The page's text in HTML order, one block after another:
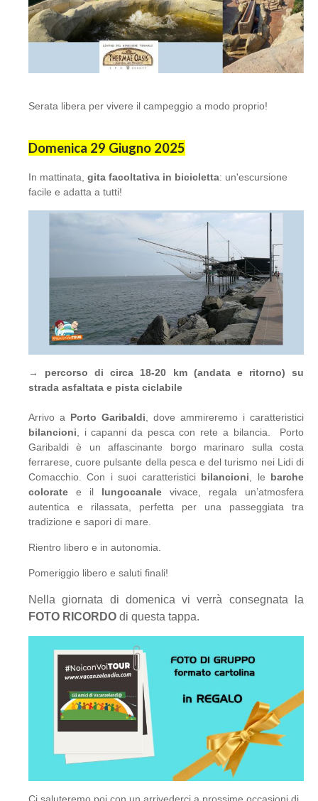
Serata libera per vivere il campeggio a modo proprio!
Domenica 29 Giugno 2025
In mattinata, gita facoltativa in bicicletta: un'escursione
facile e adatta a tutti!
→ percorso di circa 18-20 km (andata e ritorno) su
strada asfaltata e pista ciclabile
Arrivo a Porto Garibaldi, dove ammireremo i caratteristici
bilancioni, i capanni da pesca con rete a bilancia. Porto
Garibaldi è un affascinante borgo marinaro sulla costa
ferrarese, cuore pulsante della pesca e del turismo nei Lidi di
Comacchio. Con i suoi caratteristici bilancioni, le barche
colorate e il lungocanale vivace, regala un’atmosfera
autentica e rilassata, perfetta per una passeggiata tra
tradizione e sapori di mare.
Rientro libero e in autonomia.
Pomeriggio libero e saluti finali!
Nella giornata di domenica vi verrà consegnata la
FOTO RICORDO di questa tappa.
Ci saluteremo poi con un arrivederci a prossime occasioni di